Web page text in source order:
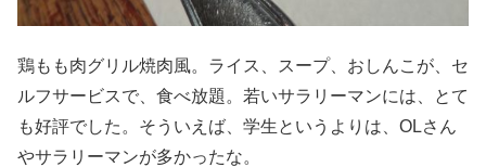
鶏もも肉グリル焼肉風。ライス、スープ、おしんこが、セ
ルフサービスで、食べ放題。若いサラリーマンには、とて
も好評でした。そういえば、学生というよりは、OLさん
やサラリーマンが多かったな。